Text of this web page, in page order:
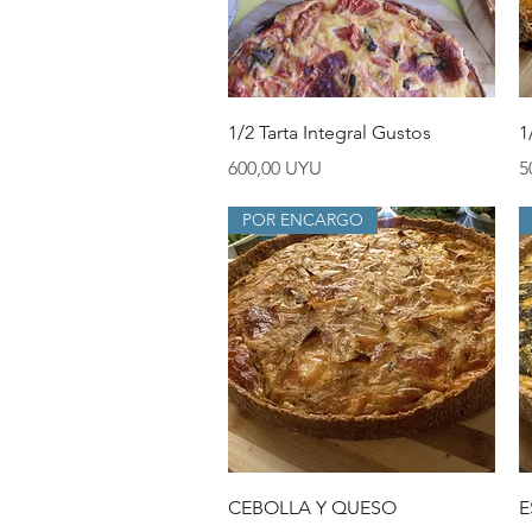
Vista rápida
1/2 Tarta Integral Gustos
Precio
600,00 UYU
Vista rápida
POR ENCARGO
CEBOLLA Y QUESO